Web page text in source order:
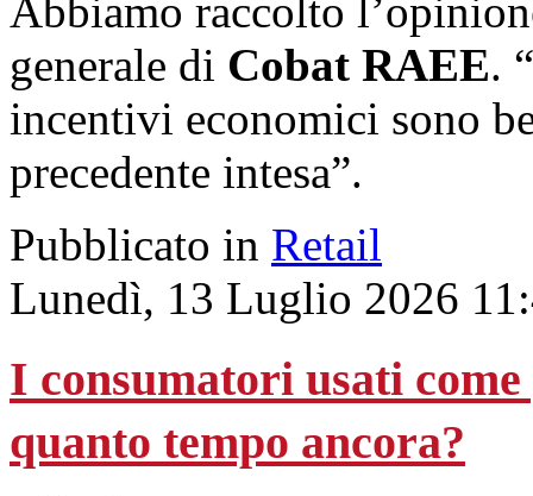
Abbiamo raccolto
generale di Cobat RAEE.
incentivi economici sono
precedente intesa”.
Pubblicato in Retail
Lunedì, 13 Luglio 2026
I consumatori usati
quanto tempo ancora?